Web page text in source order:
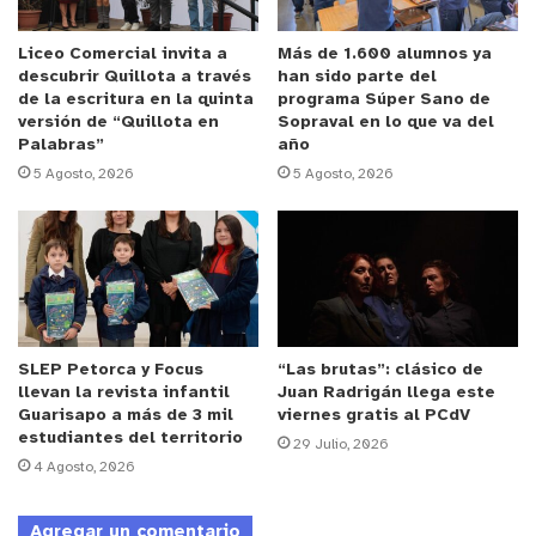
cómo los estudiantes de este establecimiento
educacional han tenido una conexión muy especial
con la música. Vamos a continuar con muchos
establecimientos más”, señaló la seremi de
Educación Patricia Colarte.
Anuncio Patrocinado
La intervención del cuarteto fue en los talleres
Técnico Profesionales del establecimiento, lo que
permitió a sus alumnos tomar un descanso y
deleitarse con la música. Andrés Vargas, director
de la Escuela Industrial Guillermo Richards,
comentó que “los técnicos tienen algo de artistas
también porque van modelando la materia y
creando y tiene que ver con la música. Esto nos
Liceo Comercial invita a
descubrir Quillota a través
de la escritura en la quinta
versión de “Quillota en
Palabras”
5 Agosto, 2026
Más de 1.600 alumnos ya
han sido parte del
programa Súper Sano de
Sopraval en lo que va del
año
5 Agosto, 2026
SLEP Petorca y Focus
llevan la revista infantil
Guarisapo a más de 3 mil
estudiantes del territorio
4 Agosto, 2026
“Las brutas”: clásico de
Juan Radrigán llega este
viernes gratis al PCdV
29 Julio, 2026